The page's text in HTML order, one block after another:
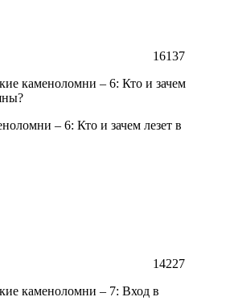
16137
– 6: Кто и зачем лезет в
14227